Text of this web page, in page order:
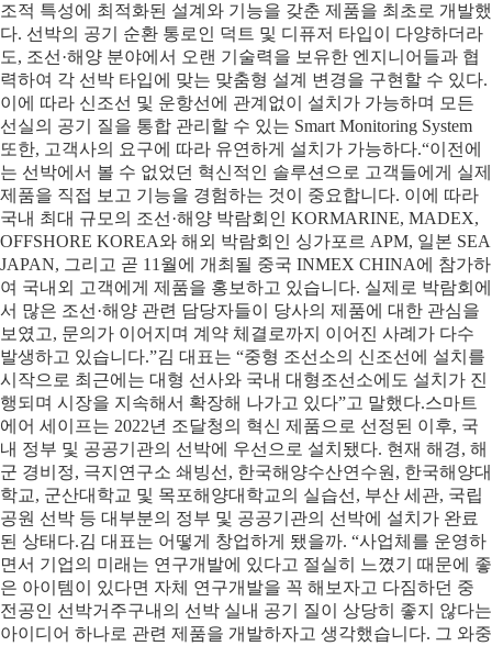
조적 특성에 최적화된 설계와 기능을 갖춘 제품을 최초로 개발했
다. 선박의 공기 순환 통로인 덕트 및 디퓨저 타입이 다양하더라
도, 조선·해양 분야에서 오랜 기술력을 보유한 엔지니어들과 협
력하여 각 선박 타입에 맞는 맞춤형 설계 변경을 구현할 수 있다.
이에 따라 신조선 및 운항선에 관계없이 설치가 가능하며 모든
선실의 공기 질을 통합 관리할 수 있는 Smart Monitoring System
또한, 고객사의 요구에 따라 유연하게 설치가 가능하다.“이전에
는 선박에서 볼 수 없었던 혁신적인 솔루션으로 고객들에게 실제
제품을 직접 보고 기능을 경험하는 것이 중요합니다. 이에 따라
국내 최대 규모의 조선·해양 박람회인 KORMARINE, MADEX,
OFFSHORE KOREA와 해외 박람회인 싱가포르 APM, 일본 SEA
JAPAN, 그리고 곧 11월에 개최될 중국 INMEX CHINA에 참가하
여 국내외 고객에게 제품을 홍보하고 있습니다. 실제로 박람회에
서 많은 조선·해양 관련 담당자들이 당사의 제품에 대한 관심을
보였고, 문의가 이어지며 계약 체결로까지 이어진 사례가 다수
발생하고 있습니다.”김 대표는 “중형 조선소의 신조선에 설치를
시작으로 최근에는 대형 선사와 국내 대형조선소에도 설치가 진
행되며 시장을 지속해서 확장해 나가고 있다”고 말했다.스마트
에어 세이프는 2022년 조달청의 혁신 제품으로 선정된 이후, 국
내 정부 및 공공기관의 선박에 우선으로 설치됐다. 현재 해경, 해
군 경비정, 극지연구소 쇄빙선, 한국해양수산연수원, 한국해양대
학교, 군산대학교 및 목포해양대학교의 실습선, 부산 세관, 국립
공원 선박 등 대부분의 정부 및 공공기관의 선박에 설치가 완료
된 상태다.김 대표는 어떻게 창업하게 됐을까. “사업체를 운영하
면서 기업의 미래는 연구개발에 있다고 절실히 느꼈기 때문에 좋
은 아이템이 있다면 자체 연구개발을 꼭 해보자고 다짐하던 중
전공인 선박거주구내의 선박 실내 공기 질이 상당히 좋지 않다는
아이디어 하나로 관련 제품을 개발하자고 생각했습니다. 그 와중